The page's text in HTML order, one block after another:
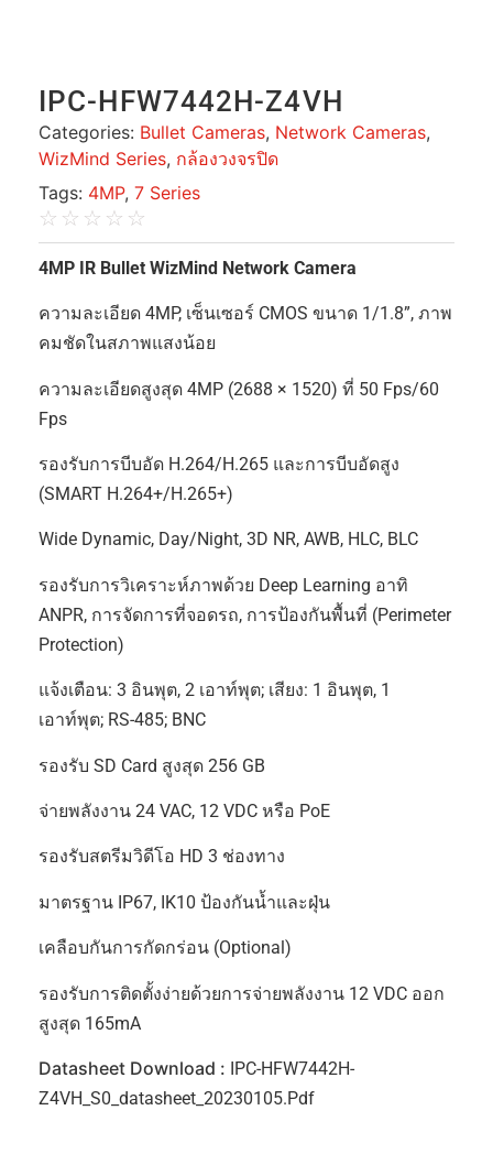
IPC-HFW7442H-Z4VH
Categories: Bullet Cameras, Network Cameras,
WizMind Series, กล้องวงจรปิด
Tags: 4MP, 7 Series
☆ ☆ ☆ ☆ ☆
4MP IR Bullet WizMind Network Camera
ความละเอียด 4MP, เซ็นเซอร์ CMOS ขนาด 1/1.8”, ภาพ
คมชัดในสภาพแสงน้อย
ความละเอียดสูงสุด 4MP (2688 × 1520) ที่ 50 Fps/60
Fps
รองรับการบีบอัด H.264/H.265 และการบีบอัดสูง
(SMART H.264+/H.265+)
Wide Dynamic, Day/Night, 3D NR, AWB, HLC, BLC
รองรับการวิเคราะห์ภาพด้วย Deep Learning อาทิ
ANPR, การจัดการที่จอดรถ, การป้องกันพื้นที่ (Perimeter
Protection)
แจ้งเตือน: 3 อินพุต, 2 เอาท์พุต; เสียง: 1 อินพุต, 1
เอาท์พุต; RS-485; BNC
รองรับ SD Card สูงสุด 256 GB
จ่ายพลังงาน 24 VAC, 12 VDC หรือ PoE
รองรับสตรีมวิดีโอ HD 3 ช่องทาง
มาตรฐาน IP67, IK10 ป้องกันน้ำและฝุ่น
เคลือบกันการกัดกร่อน (Optional)
รองรับการติดตั้งง่ายด้วยการจ่ายพลังงาน 12 VDC ออก
สูงสุด 165mA
Datasheet Download : IPC-HFW7442H-
Z4VH_S0_datasheet_20230105.pdf